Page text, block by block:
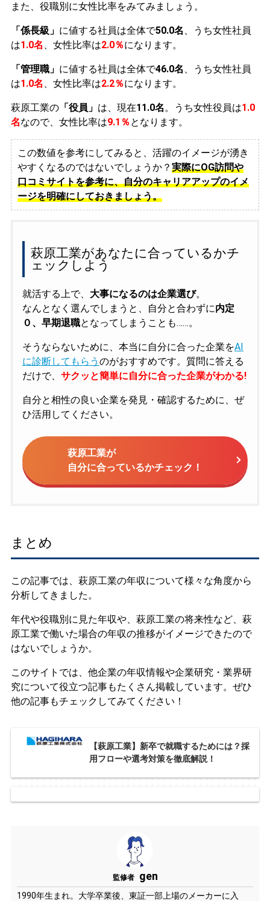
また、役職別に女性比率をみてみましょう。
「係長級」 に値する社員は全体で50.0名 、うち女性社員
は1.0名 、女性比率は2.0％になります。
「管理職」 に値する社員は全体で46.0名 、うち女性社員
は1.0名 、女性比率は2.2％になります。
萩原工業の「役員」 は、現在11.0名。うち女性役員は1.0
名なので、女性比率は9.1％ となります。
この数値を参考にしてみると、活躍のイメージが湧き
やすくなるのではないでしょうか？ 実際にOG訪問や
口コミサイトを参考に、自分のキャリアアップのイメ
ージを明確にしておきましょう。
萩原工業があなたに合っているかチ
ェックしよう
就活する上で、 大事になるのは企業選び。
なんとなく選んでしまうと、自分と合わずに内定
０、早期退職となってしまうことも……。
そうならないために、本当に自分に合った企業をAI
に診断してもらう のがおすすめです。質問に答える
だけで、 サクッと簡単に自分に合った企業がわかる!
自分と相性の良い企業を発見・確認するために、ぜ
ひ活用してください。
萩原工業が
自分に合っているかチェック！
まとめ
この記事では、萩原工業の年収について様々な角度から
分析してきました。
年代や役職別に見た年収や、萩原工業の将来性など、萩
原工業で働いた場合の年収の推移がイメージできたので
はないでしょうか。
このサイトでは、他企業の年収情報や企業研究・業界研
究について役立つ記事もたくさん掲載しています。ぜひ
他の記事もチェックしてみてください！
【萩原工業】新卒で就職するためには？採
用フローや選考対策を徹底解説！
監修者 gen
1990年生まれ。大学卒業後、東証一部上場のメーカーに入